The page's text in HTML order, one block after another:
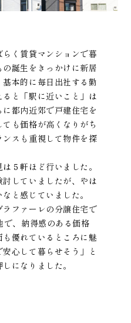
く賃貸マンションで暮
誕生をきっかけに新居
本的に毎日出社する勤
と「駅に近いこと」は
都内近郊で戸建住宅を
も価格が高くなりがち
スも重視して物件を探
５軒ほど行いました。
していましたが、やは
と感じていました。
ファーレの分譲住宅で
で、納得感のある価格
優れているところに魅
心して暮らせそう」と
になりました。